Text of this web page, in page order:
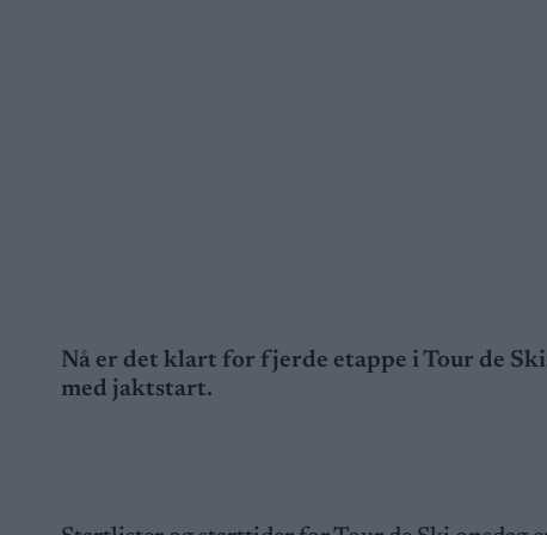
Nå er det klart for fjerde etappe i Tour de
med jaktstart.